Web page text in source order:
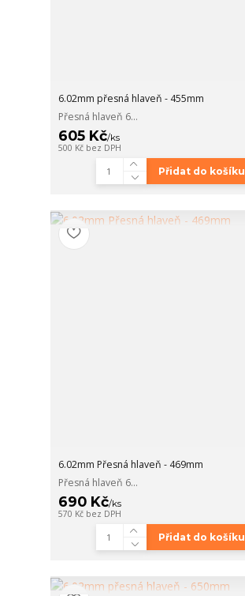
6.02mm přesná hlaveň - 455mm
Přesná hlaveň 6...
605 Kč/ks
500 Kč bez DPH
Přidat do košíku
6.02mm Přesná hlaveň - 469mm
Přesná hlaveň 6...
690 Kč/ks
570 Kč bez DPH
Přidat do košíku